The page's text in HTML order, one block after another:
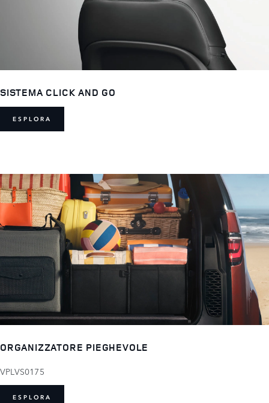
SISTEMA CLICK AND GO
ESPLORA
ORGANIZZATORE PIEGHEVOLE
VPLVS0175
ESPLORA